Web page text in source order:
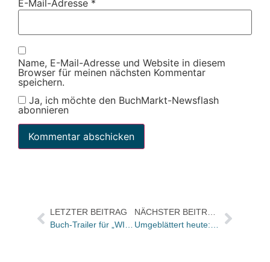
E-Mail-Adresse *
Name, E-Mail-Adresse und Website in diesem
Browser für meinen nächsten Kommentar
speichern.
Ja, ich möchte den BuchMarkt-Newsflash
abonnieren
LETZTER BEITRAG
Buch-Trailer für „WIR. EUROPA“ als bester ukrainischer Animationsfilm ausgezeichnet
NÄCHSTER BEITRAG
Umgeblättert heute: „Empfehlenswert für alle, die ihre Sprache lieben“